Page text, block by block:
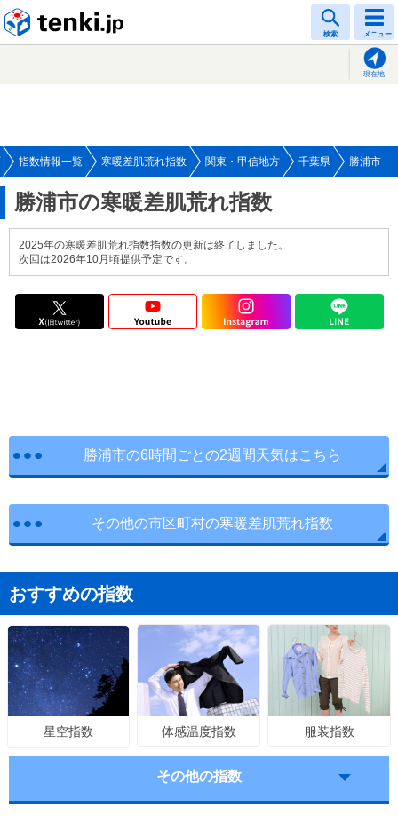
検索 メニュー
現在地
指数情報一覧 寒暖差肌荒れ指数 関東・甲信地方 千葉県 勝浦市
勝浦市の寒暖差肌荒れ指数
2025年の寒暖差肌荒れ指数指数の更新は終了しました。
次回は2026年10月頃提供予定です。
勝浦市の6時間ごとの2週間天気はこちら
その他の市区町村の寒暖差肌荒れ指数
おすすめの指数
星空指数 体感温度指数 服装指数
その他の指数